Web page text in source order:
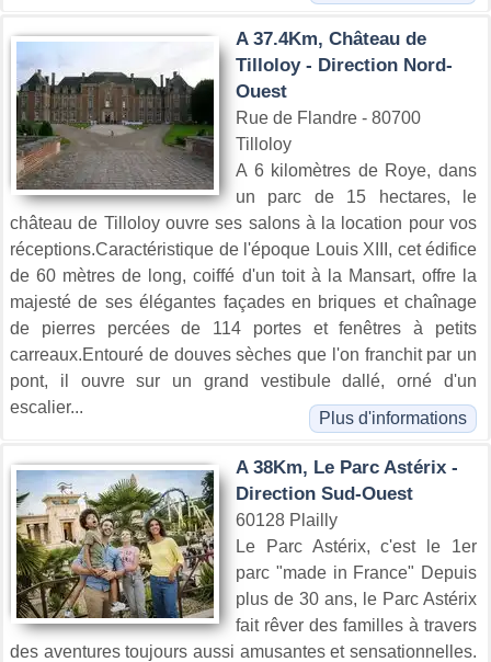
A 37.4Km, Château de
Tilloloy - Direction Nord-
Ouest
Rue de Flandre - 80700
Tilloloy
A 6 kilomètres de Roye, dans
un parc de 15 hectares, le
château de Tilloloy ouvre ses salons à la location pour vos
réceptions.Caractéristique de l'époque Louis XIII, cet édifice
de 60 mètres de long, coiffé d'un toit à la Mansart, offre la
majesté de ses élégantes façades en briques et chaînage
de pierres percées de 114 portes et fenêtres à petits
carreaux.Entouré de douves sèches que l'on franchit par un
pont, il ouvre sur un grand vestibule dallé, orné d'un
escalier...
Plus d'informations
A 38Km, Le Parc Astérix -
Direction Sud-Ouest
60128 Plailly
Le Parc Astérix, c'est le 1er
parc "made in France" Depuis
plus de 30 ans, le Parc Astérix
fait rêver des familles à travers
des aventures toujours aussi amusantes et sensationnelles.